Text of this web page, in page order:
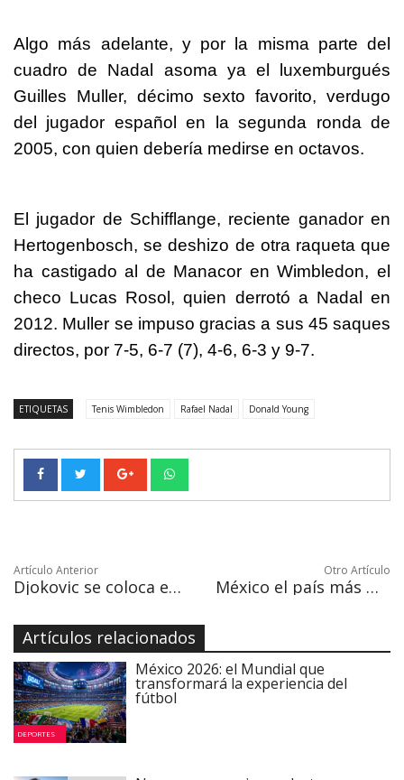
Algo más adelante, y por la misma parte del
cuadro de Nadal asoma ya el luxemburgués
Guilles Muller, décimo sexto favorito, verdugo
del jugador español en la segunda ronda de
2005, con quien debería medirse en octavos.
El jugador de Schifflange, reciente ganador en
Hertogenbosch, se deshizo de otra raqueta que
ha castigado al de Manacor en Wimbledon, el
checo Lucas Rosol, quien derrotó a Nadal en
2012. Muller se impuso gracias a sus 45 saques
directos, por 7-5, 6-7 (7), 4-6, 6-3 y 9-7.
ETIQUETAS Tenis Wimbledon Rafael Nadal Donald Young
Artículo Anterior
Djokovic se coloca en tercera ronda en Wimbledon
Otro Artículo
México el país más mortífero para los periodistas en 2017
Artículos relacionados
DEPORTES
México 2026: el Mundial que
transformará la experiencia del
fútbol